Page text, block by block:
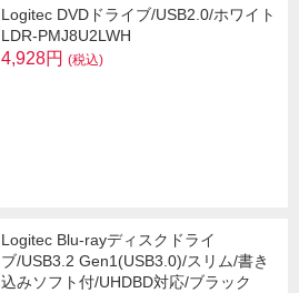
Logitec DVDドライブ/USB2.0/ホワイト
LDR-PMJ8U2LWH
4,928円 (税込)
Logitec Blu-rayディスクドライ
ブ/USB3.2 Gen1(USB3.0)/スリム/書き
込みソフト付/UHDBD対応/ブラック